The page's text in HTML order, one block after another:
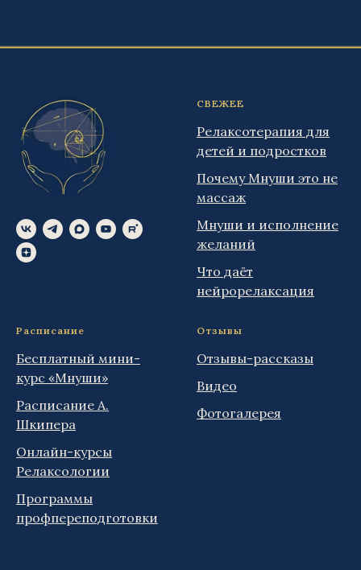
СВЕЖЕЕ
Релаксотерапия для
детей и подростков
Почему Мнуши это не
массаж
Мнуши и исполнение
желаний
Что даёт
нейрорелаксация
Расписание
Бесплатный мини-
курс «Мнуши»
Расписание А.
Шкипера
Онлайн-курсы
Релаксологии
Программы
профпереподготовки
Отзывы
Отзывы-рассказы
Видео
Фотогалерея